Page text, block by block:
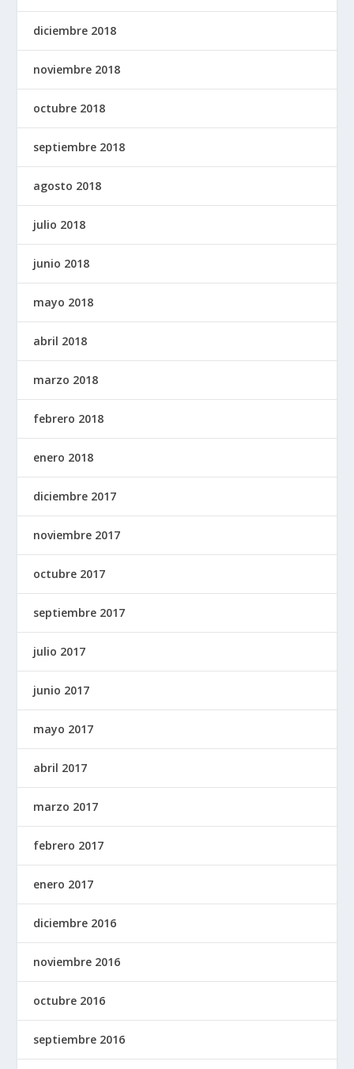
diciembre 2018
noviembre 2018
octubre 2018
septiembre 2018
agosto 2018
julio 2018
junio 2018
mayo 2018
abril 2018
marzo 2018
febrero 2018
enero 2018
diciembre 2017
noviembre 2017
octubre 2017
septiembre 2017
julio 2017
junio 2017
mayo 2017
abril 2017
marzo 2017
febrero 2017
enero 2017
diciembre 2016
noviembre 2016
octubre 2016
septiembre 2016